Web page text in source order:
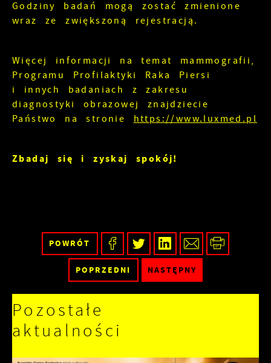
Godziny badań mogą zostać zmienione
wraz ze zwiększoną rejestracją.
Więcej informacji na temat mammografii,
Programu Profilaktyki Raka Piersi
i innych badaniach z zakresu
diagnostyki obrazowej znajdziecie
Państwo na stronie https://www.luxmed.pl
Zbadaj się i zyskaj spokój!
POWRÓT
POPRZEDNI NASTĘPNY
Pozostałe
aktualności